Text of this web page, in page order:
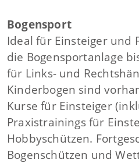
Bogensport
Ideal für Einsteiger und
die Bogensportanlage
für Links- und
Kinderbogen sind
Kurse für Einsteiger
Praxistrainings für
Hobbyschützen.
Bogenschützen und